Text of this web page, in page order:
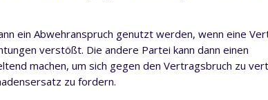
ein Abwehranspruch genutzt werden, wenn eine
verstößt. Die andere Partei kann dann einen
machen, um sich gegen den Vertragsbruch zu
zu fordern.